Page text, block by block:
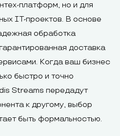
платформ, но и для
IT-проектов. В основе
обработка
доставка
Когда ваш бизнес
быстро и точно
Streams передадут
к другому, выбор
быть формальностью.